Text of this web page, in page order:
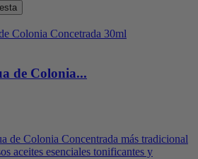
de Colonia...
de Colonia Concentrada más tradicional
aceites esenciales tonificantes y